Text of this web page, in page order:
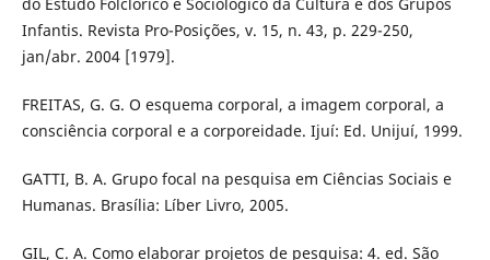
Infantis. Revista Pro-Posições, v. 15, n. 43, p. 229-250,
jan/abr. 2004 [1979].
FREITAS, G. G. O esquema corporal, a imagem corporal, a
consciência corporal e a corporeidade. Ijuí: Ed. Unijuí, 1999.
GATTI, B. A. Grupo focal na pesquisa em Ciências Sociais e
Humanas. Brasília: Líber Livro, 2005.
GIL, C. A. Como elaborar projetos de pesquisa: 4. ed. São